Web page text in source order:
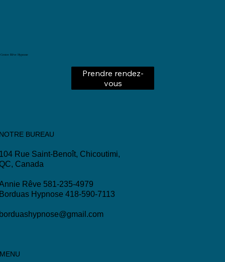
Centre Rêve Hypnose
Prendre rendez-
vous
BUREAU
Rue Saint-Benoît, Chicoutimi,
Canada
Rêve 581-235-4979
Hypnose 418-590-7113